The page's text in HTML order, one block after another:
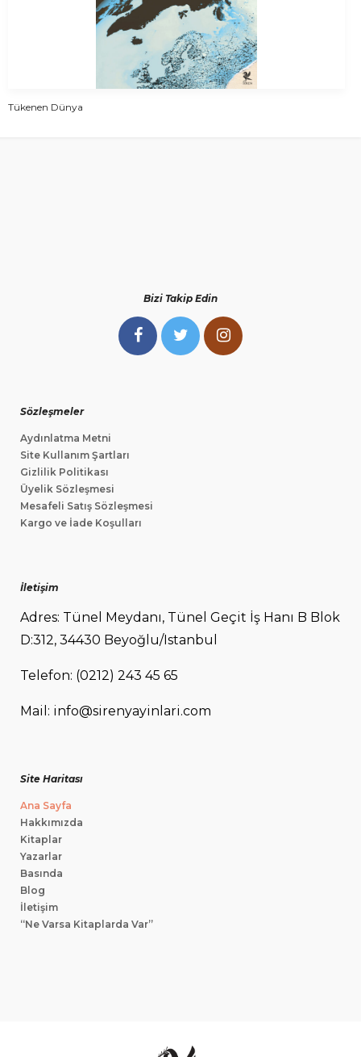
Tükenen Dünya
Bizi Takip Edin
Sözleşmeler
Aydınlatma Metni
Site Kullanım Şartları
Gizlilik Politikası
Üyelik Sözleşmesi
Mesafeli Satış Sözleşmesi
Kargo ve İade Koşulları
İletişim
Adres: Tünel Meydanı, Tünel Geçit İş Hanı B Blok
D:312, 34430 Beyoğlu/Istanbul
Telefon: (0212) 243 45 65
Mail: info@sirenyayinlari.com
Site Haritası
Ana Sayfa
Hakkımızda
Kitaplar
Yazarlar
Basında
Blog
İletişim
“Ne Varsa Kitaplarda Var”